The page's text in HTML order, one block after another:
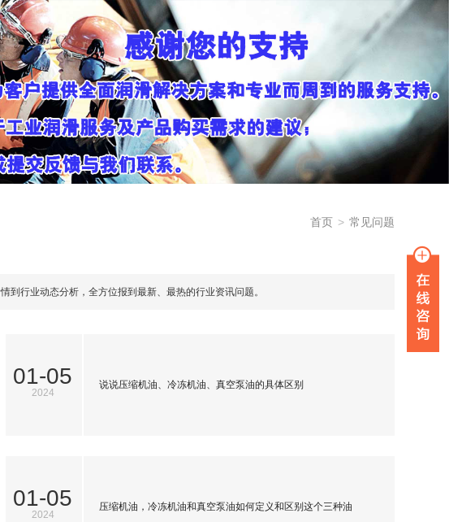
首页 > 常见问题
行业动态分析，全方位报到最新、最热的行业资讯问题。
01-05
2024
说说压缩机油、冷冻机油、真空泵油的具体区别
01-05
2024
压缩机油，冷冻机油和真空泵油如何定义和区别这个三种油